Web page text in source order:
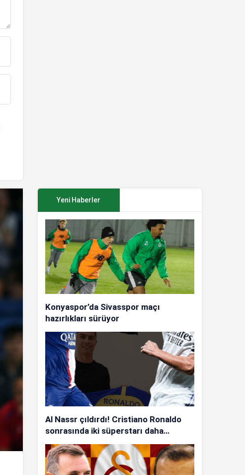
Yeni Haberler
Konyaspor’da Sivasspor maçı
hazırlıkları sürüyor
Al Nassr çıldırdı! Cristiano Ronaldo
sonrasında iki süperstarı daha
istiyorlar…